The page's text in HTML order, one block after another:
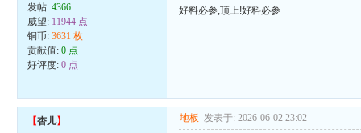
发帖:4366
威望: 11944 点
铜币:3631 枚
贡献值:0 点
好评度:0 点
好料必参,顶上!好料必参
【杏儿】 地板 发表于: 2026-06-02 23:02 ---